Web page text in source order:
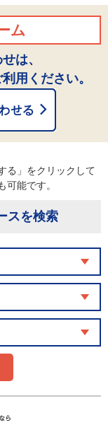
ム
は、
用ください。
る」をクリックして
可能です。
スを検索